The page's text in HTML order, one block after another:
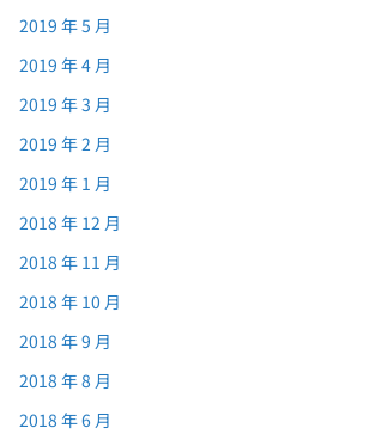
2019 年 5 月
2019 年 4 月
2019 年 3 月
2019 年 2 月
2019 年 1 月
2018 年 12 月
2018 年 11 月
2018 年 10 月
2018 年 9 月
2018 年 8 月
2018 年 6 月